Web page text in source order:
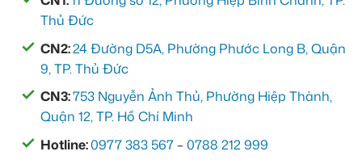
Thủ Đức
CN2:24 Đường D5A, Phường Phước Long B, Quận
9, TP. Thủ Đức
CN3:753 Nguyễn Ảnh Thủ, Phường Hiệp Thành,
Quận 12, TP. Hồ Chí Minh
Hotline:0977 383 567 –0788 212 999